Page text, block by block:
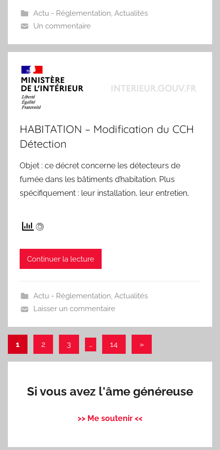
Actu - Réglementation, Actualités
Un commentaire
HABITATION – Modification du CCH
Détection
Objet : ce décret concerne les détecteurs de
fumée dans les bâtiments d’habitation. Plus
spécifiquement : leur installation, leur entretien,
Continuer la lecture
Actu - Réglementation, Actualités
Laisser un commentaire
Pagination
des
1 2 3 … 14
Articles
»
Si vous avez l'âme généreuse
>> Me soutenir <<